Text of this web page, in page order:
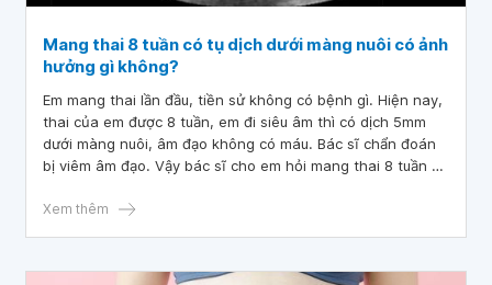
Mang thai 8 tuần có tụ dịch dưới màng nuôi có ảnh
hưởng gì không?
Em mang thai lần đầu, tiền sử không có bệnh gì. Hiện nay,
thai của em được 8 tuần, em đi siêu âm thì có dịch 5mm
dưới màng nuôi, âm đạo không có máu. Bác sĩ chẩn đoán
bị viêm âm đạo. Vậy bác sĩ cho em hỏi mang thai 8 tuần có
hết không. Viêm âm đạo có ảnh hưởng đến sự phát triển
Xem thêm